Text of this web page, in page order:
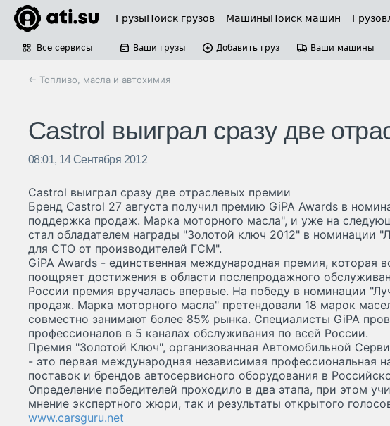
ГрузыПоиск грузов МашиныПоиск машин
Все сервисы Ваши грузы Добавить груз Ваши машины
← Топливо, масла и автохимия
Castrol выиграл сразу две
08:01, 14 Сентября 2012
Castrol выиграл сразу две отраслевых премии
Бренд Castrol 27 августа получил премию GiPA Awards в
поддержка продаж. Марка моторного масла", и уже на
стал обладателем награды "Золотой ключ 2012" в номинации
для СТО от производителей ГСМ".
GiPA Awards - единственная международная премия, которая
поощряет достижения в области послепродажного
России премия вручалась впервые. На победу в номинации
продаж. Марка моторного масла" претендовали 18 марок
совместно занимают более 85% рынка. Специалисты GiPA
профессионалов в 5 каналах обслуживания по всей России.
Премия "Золотой Ключ", организованная Автомобильной
- это первая международная независимая профессиональная
поставок и брендов автосервисного оборудования в
Определение победителей проходило в два этапа, при этом
мнение экспертного жюри, так и результаты открытого
www.carsguru.net